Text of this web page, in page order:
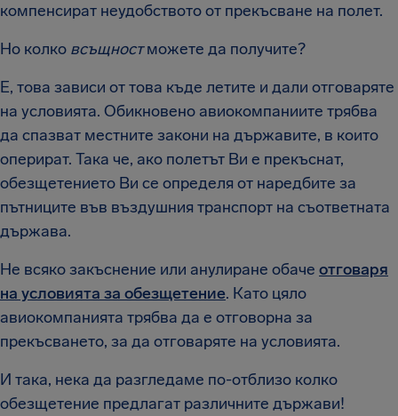
компенсират неудобството от прекъсване на полет.
Но колко всъщностможете да получите?
Е, това зависи от това къде летите и дали отговаряте
на условията. Обикновено авиокомпаниите трябва
да спазват местните закони на държавите, в които
оперират. Така че, ако полетът Ви е прекъснат,
обезщетението Ви се определя от наредбите за
пътниците във въздушния транспорт на съответната
държава.
Не всяко закъснение или анулиране обаче отговаря
на условията за обезщетение. Като цяло
авиокомпанията трябва да е отговорна за
прекъсването, за да отговаряте на условията.
И така, нека да разгледаме по-отблизо колко
обезщетение предлагат различните държави!